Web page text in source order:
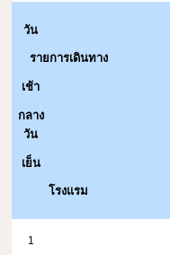
วัน
รายการเดินทาง
เช้า
กลาง
วัน
เย็น
โรงแรม
1